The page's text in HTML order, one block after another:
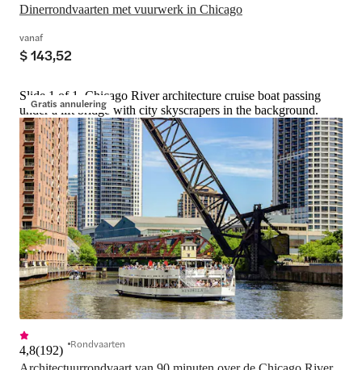
Dinerrondvaarten met vuurwerk in Chicago
vanaf
$ 143,52
Gratis annulering
Slide 1 of 1, Chicago River architecture cruise boat passing
under a lift bridge with city skyscrapers in the background.
4,8(192) Rondvaarten